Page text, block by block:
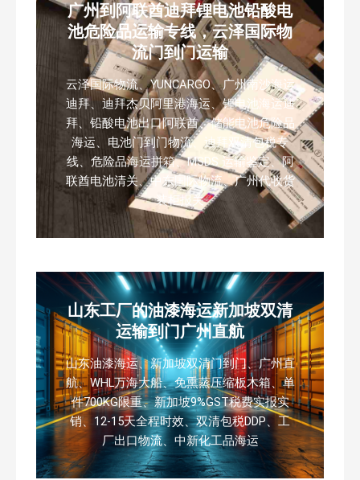
广州到阿联酋迪拜锂电池铅酸电
池危险品运输专线，云泽国际物
流门到门运输
云泽国际物流、YUNCARGO、广州南沙海运
迪拜、迪拜杰贝阿里港海运、锂电池海运迪
拜、铅酸电池出口阿联酋、储能电池危险品
海运、电池门到门物流、迪拜双清包税专
线、危险品海运拼箱、MSDS 运输鉴定、阿
联酋电池清关、中东国际物流、广州代收货
装柜报关
山东工厂的油漆海运新加坡双清
运输到门广州直航
山东油漆海运、新加坡双清门到门、广州直
航、WHL万海大船、免熏蒸压缩板木箱、单
件700KG限重、新加坡9%GST税费实报实
销、12-15天全程时效、双清包税DDP、工
厂出口物流、中新化工品海运